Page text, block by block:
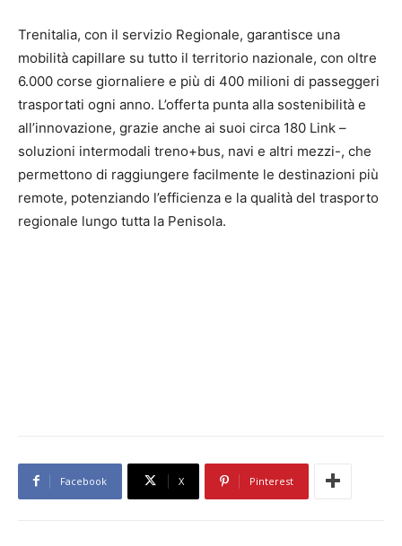
Trenitalia, con il servizio Regionale, garantisce una
mobilità capillare su tutto il territorio nazionale, con oltre
6.000 corse giornaliere e più di 400 milioni di passeggeri
trasportati ogni anno. L’offerta punta alla sostenibilità e
all’innovazione, grazie anche ai suoi circa 180 Link –
soluzioni intermodali treno+bus, navi e altri mezzi-, che
permettono di raggiungere facilmente le destinazioni più
remote, potenziando l’efficienza e la qualità del trasporto
regionale lungo tutta la Penisola.
Facebook X Pinterest